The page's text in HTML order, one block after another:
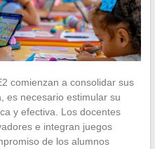
comienzan a consolidar sus
es necesario estimular su
y efectiva. Los docentes
e integran juegos
de los alumnos